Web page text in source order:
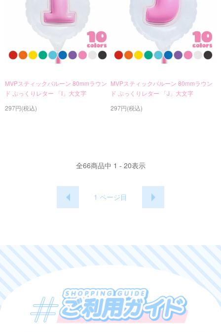
MVPスティックバルーン 80mmラウン
ド ぷっくりレター 「I」大文字
297円(税込)
MVPスティックバルーン 80mmラウン
ド ぷっくりレター 「J」大文字
297円(税込)
全66商品中 1 - 20表示
1 ページ目